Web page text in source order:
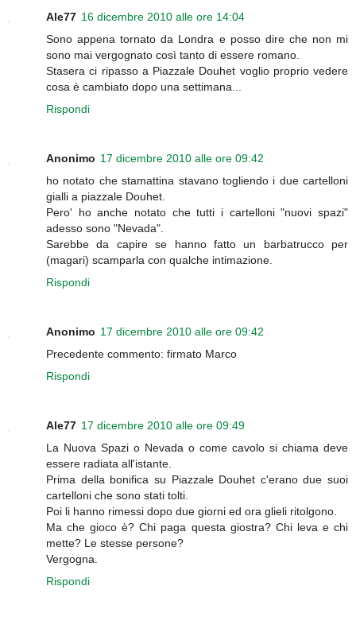
Ale77 16 dicembre 2010 alle ore 14:04
Sono appena tornato da Londra e posso dire che non mi
sono mai vergognato così tanto di essere romano.
Stasera ci ripasso a Piazzale Douhet voglio proprio vedere
cosa è cambiato dopo una settimana...
Rispondi
Anonimo 17 dicembre 2010 alle ore 09:42
ho notato che stamattina stavano togliendo i due cartelloni
gialli a piazzale Douhet.
Pero' ho anche notato che tutti i cartelloni "nuovi spazi"
adesso sono "Nevada".
Sarebbe da capire se hanno fatto un barbatrucco per
(magari) scamparla con qualche intimazione.
Rispondi
Anonimo 17 dicembre 2010 alle ore 09:42
Precedente commento: firmato Marco
Rispondi
Ale77 17 dicembre 2010 alle ore 09:49
La Nuova Spazi o Nevada o come cavolo si chiama deve
essere radiata all'istante.
Prima della bonifica su Piazzale Douhet c'erano due suoi
cartelloni che sono stati tolti.
Poi li hanno rimessi dopo due giorni ed ora glieli ritolgono.
Ma che gioco è? Chi paga questa giostra? Chi leva e chi
mette? Le stesse persone?
Vergogna.
Rispondi